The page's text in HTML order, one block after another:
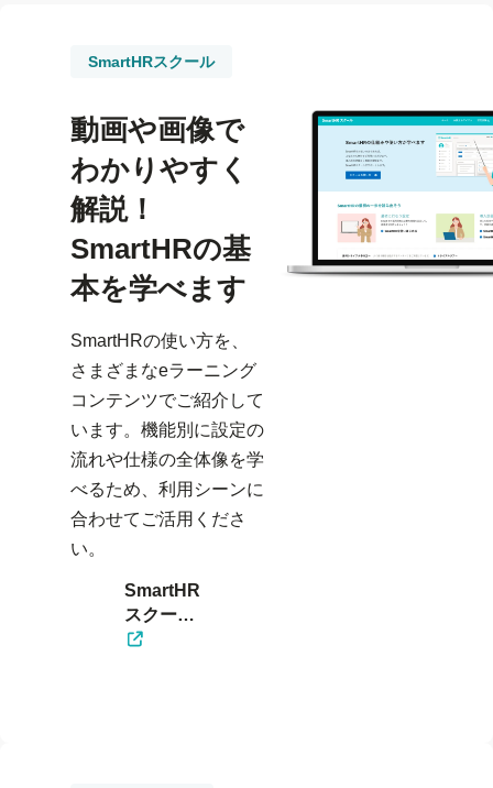
SmartHRスクール
動画や画像で
わかりやすく
解説！
SmartHRの基
本を学べます
SmartHRの使い方を、
さまざまなeラーニング
コンテンツでご紹介して
います。機能別に設定の
流れや仕様の全体像を学
べるため、利用シーンに
合わせてご活用くださ
い。
SmartHR
スクール
を見る